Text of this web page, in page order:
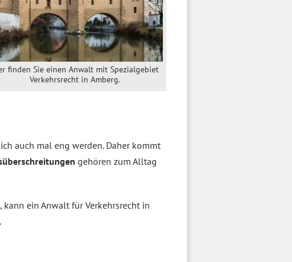
finden Sie einen Anwalt mit Spezialgebiet
Verkehrsrecht in Amberg.
auch mal eng werden. Daher kommt
gehören zum Alltag
, kann ein Anwalt für Verkehrsrecht in